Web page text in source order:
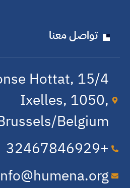
تواصل معنا
Hottat,
Ixelles, 1050,
Belgium
+32​467​846​929